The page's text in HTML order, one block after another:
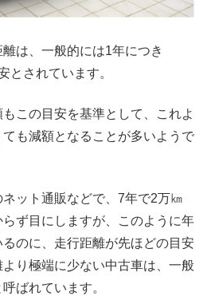
は、一般的には1年につき
とされています。
この目安を基準として、これよ
も減額となることが多いようで
ット通販などで、7年で2万㎞
ず目にしますが、このように年
のに、走行距離が先ほどの目安
り極端に少ない中古車は、一般
ばれています。